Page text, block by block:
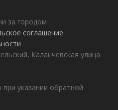
за городом
соглашение
Каланчевская улица
указании обратной